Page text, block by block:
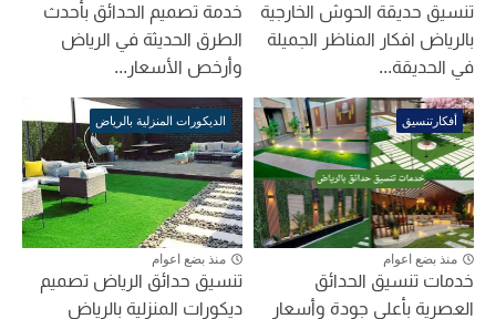
تنسيق حديقة الحوش الخارجية
بالرياض افكار المناظر الجميلة
في الحديقة...
خدمة تصميم الحدائق بأحدث
الطرق الحديثة في الرياض
وأرخص الأسعار...
أفكارتنسيق
منذ بضع اعوام
خدمات تنسيق الحدائق
العصرية بأعلى جودة وأسعار
الديكورات المنزلية بالرياض
منذ بضع اعوام
تنسيق حدائق الرياض تصميم
ديكورات المنزلية بالرياض